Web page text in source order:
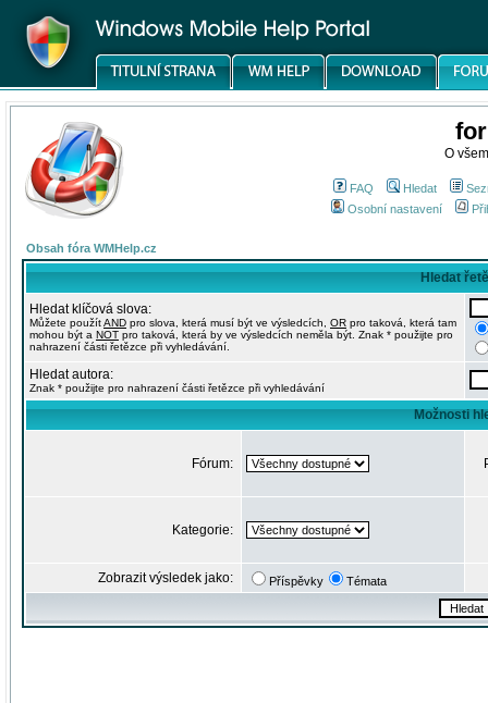
O
FAQ Hledat
Osobní nastavení
Obsah fóra WMHelp.cz
Hledat
Hledat klíčová slova:
Můžete použítAND pro slova, která musí být ve výsledcích, OR pro taková, která tam
mohou být a NOT pro taková, která by ve výsledcích neměla být. Znak * použijte pro
nahrazení části řetězce při vyhledávání.
Hledat autora:
Znak * použijte pro nahrazení části řetězce při vyhledávání
Možnosti
Fórum:
Kategorie:
Zobrazit výsledek jako: Příspěvky Témata